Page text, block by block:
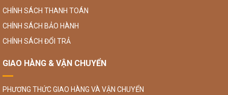
CHÍNH SÁCH THANH TOÁN
CHÍNH SÁCH BẢO HÀNH
CHÍNH SÁCH ĐỔI TRẢ
GIAO HÀNG & VẬN CHUYỂN
PHƯƠNG THỨC GIAO HÀNG VÀ VẬN CHUYỂN